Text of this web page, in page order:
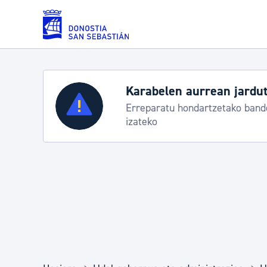
Eduki nagusira joan
Zerbitzuak
Errolda eta gai pertsonalak
Karabelen aurrean
Erreparatu hondartzetako
izateko